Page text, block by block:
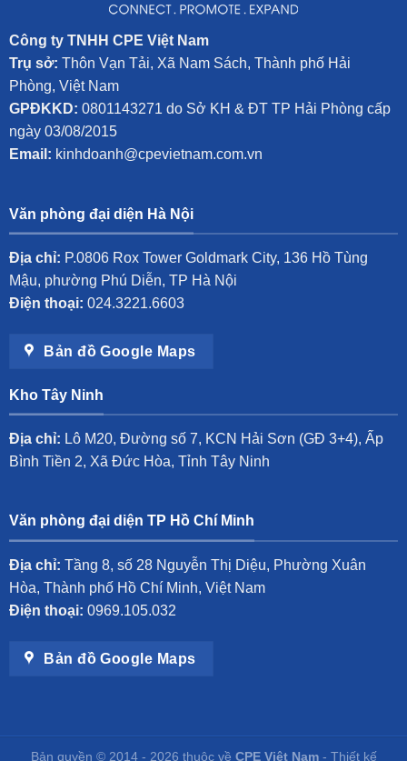
Công ty TNHH CPE Việt Nam
Trụ sở: Thôn Vạn Tải, Xã Nam Sách, Thành phố Hải
Phòng, Việt Nam
GPĐKKD: 0801143271 do Sở KH & ĐT TP Hải Phòng cấp
ngày 03/08/2015
Email: kinhdoanh@cpevietnam.com.vn
Văn phòng đại diện Hà Nội
Địa chỉ: P.0806 Rox Tower Goldmark City, 136 Hồ Tùng
Mậu, phường Phú Diễn, TP Hà Nội
Điện thoại: 024.3221.6603
Bản đồ Google Maps
Kho Tây Ninh
Địa chỉ: Lô M20, Đường số 7, KCN Hải Sơn (GĐ 3+4), Ấp
Bình Tiền 2, Xã Đức Hòa, Tỉnh Tây Ninh
Văn phòng đại diện TP Hồ Chí Minh
Địa chỉ: Tầng 8, số 28 Nguyễn Thị Diệu, Phường Xuân
Hòa, Thành phố Hồ Chí Minh, Việt Nam
Điện thoại: 0969.105.032
Bản đồ Google Maps
Bản quyền © 2014 - 2026 thuộc về CPE Việt Nam- Thiết kế